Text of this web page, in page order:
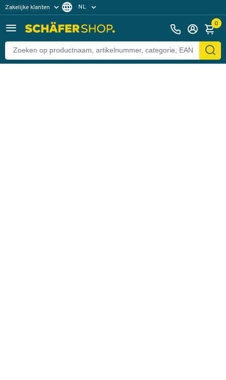
Zakelijke klanten
Particuliere klanten
NL
0
Terug